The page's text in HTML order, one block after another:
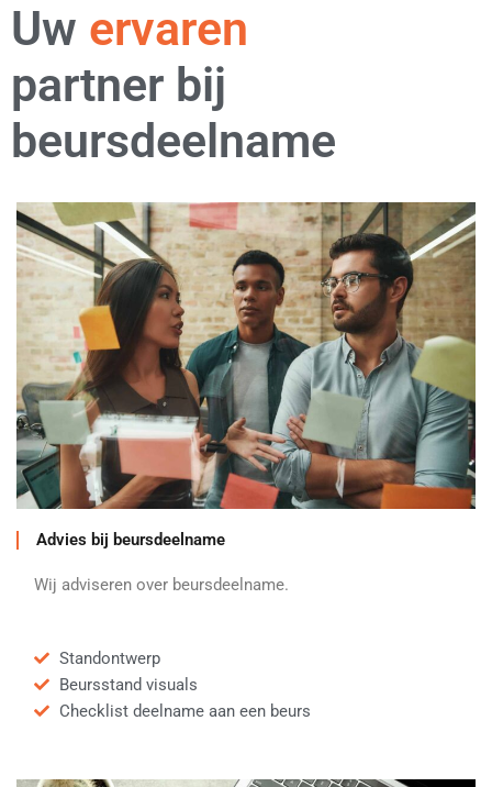
Uw professionele
partner bij
beursdeelname
Advies bij beursdeelname
Wij adviseren over beursdeelname.
Standontwerp
Beursstand visuals
Checklist deelname aan een beurs